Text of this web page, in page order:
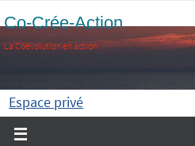
vers
le
Co-Crée-Action
La Coévolution en action
Espace privé